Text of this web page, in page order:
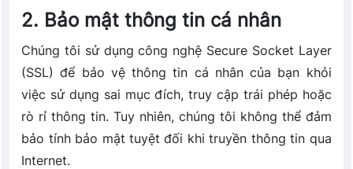
2. Bảo mật thông tin cá nhân
Chúng tôi sử dụng công nghệ Secure Socket Layer
(SSL) để bảo vệ thông tin cá nhân của bạn khỏi
việc sử dụng sai mục đích, truy cập trái phép hoặc
rò rỉ thông tin. Tuy nhiên, chúng tôi không thể đảm
bảo tính bảo mật tuyệt đối khi truyền thông tin qua
Internet.